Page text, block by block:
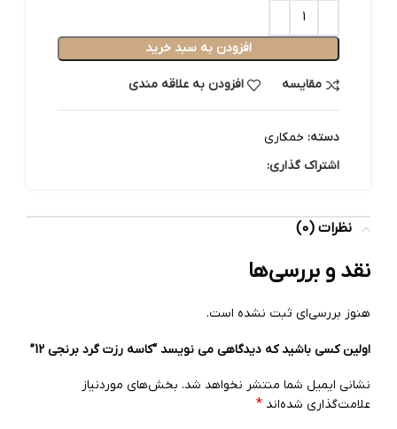
افزودن به سبد خرید
مقایسه افزودن به علاقه مندی
دسته: خمکاری
اشتراک گذاری:
نظرات (0)
نقد و بررسی‌ها
هنوز بررسی‌ای ثبت نشده است.
اولین کسی باشید که دیدگاهی می نویسد “کاسه رزت گرد برنجی 12”
نشانی ایمیل شما منتشر نخواهد شد. بخش‌های موردنیاز
علامت‌گذاری شده‌اند *